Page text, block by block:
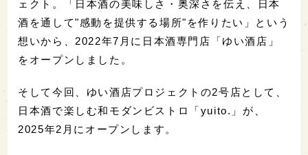
ェクト。「日本酒の美味しさ・奥深さを伝え、日本
酒を通して"感動を提供する場所"を作りたい」という
想いから、2022年7月に日本酒専門店「ゆい酒店」
をオープンしました。
そして今回、ゆい酒店プロジェクトの2号店として、
日本酒で楽しむ和モダンビストロ「yuito.」が、
2025年2月にオープンします。